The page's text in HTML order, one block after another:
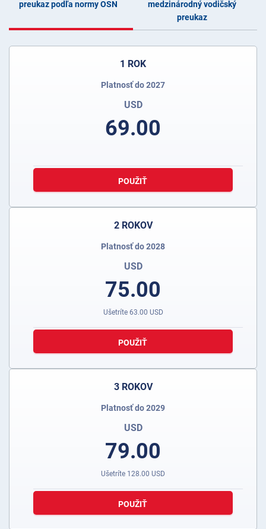
preukaz podľa normy OSN
medzinárodný vodičský
preukaz
1 ROK
Platnosť do 2027
USD
69.00
POUŽIŤ
2 ROKOV
Platnosť do 2028
USD
75.00
Ušetríte 63.00 USD
POUŽIŤ
3 ROKOV
Platnosť do 2029
USD
79.00
Ušetríte 128.00 USD
POUŽIŤ